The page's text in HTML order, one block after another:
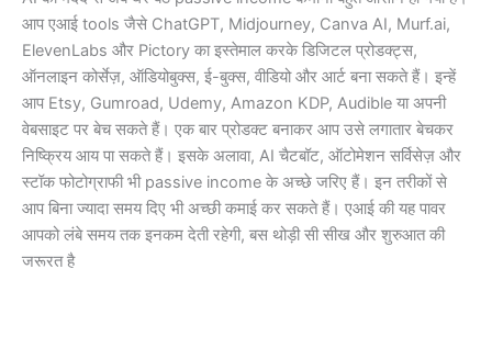
आप एआई tools जैसे ChatGPT, Midjourney, Canva AI, Murf.ai,
ElevenLabs और Pictory का इस्तेमाल करके डिजिटल प्रोडक्ट्स,
ऑनलाइन कोर्सेज़, ऑडियोबुक्स, ई-बुक्स, वीडियो और आर्ट बना सकते हैं। इन्हें
आप Etsy, Gumroad, Udemy, Amazon KDP, Audible या अपनी
वेबसाइट पर बेच सकते हैं। एक बार प्रोडक्ट बनाकर आप उसे लगातार बेचकर
निष्क्रिय आय पा सकते हैं। इसके अलावा, AI चैटबॉट, ऑटोमेशन सर्विसेज़ और
स्टॉक फोटोग्राफी भी passive income के अच्छे जरिए हैं। इन तरीकों से
आप बिना ज्यादा समय दिए भी अच्छी कमाई कर सकते हैं। एआई की यह पावर
आपको लंबे समय तक इनकम देती रहेगी, बस थोड़ी सी सीख और शुरुआत की
जरूरत है